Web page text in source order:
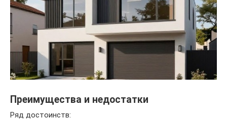
Преимущества и недостатки
Ряд достоинств: